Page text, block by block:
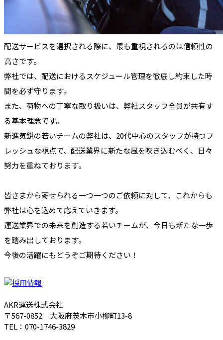
配送サービスを選択される際に、最も重視されるのは信頼性の
高さです。
弊社では、配送におけるスケジュール管理を徹底し約束した時
間を必ず守ります。
また、荷物への丁寧な取り扱いは、弊社スタッフ全員が共有す
る基本理念です。
新進気鋭の若いチームの弊社は、20代中心のスタッフが持つフ
レッシュな視点で、配送業界に新たな風を吹き込むべく、日々
努力を重ねております。
皆さまから寄せられる一つ一つのご依頼に対して、これからも
弊社は心を込めて応えていきます。
運送業界での未来を創造する若いチームが、今日も新たな一歩
を踏み出しております。
今後の活躍にもどうぞご期待ください！
AKR運送株式会社
〒567-0852 大阪府茨木市小柳町13-8
TEL：070-1746-3829